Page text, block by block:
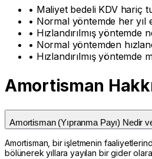
• Maliyet bedeli KDV hariç
• Normal yöntemde her yıl
• Hızlandırılmış
• Normal yöntemden
• Hızlandırılmış
Amortisman
Amortisman (Yıpranma Payı) Nedir
Amortisman, bir işletmenin
bölünerek yıllara yayılan bir gider